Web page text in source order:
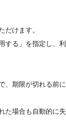
だけます。
する」を指定し、利
、期限が切れる前に
た場合も自動的に失